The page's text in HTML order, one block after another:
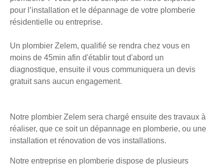
pour l’installation et le dépannage de votre plomberie
résidentielle ou entreprise.
Un plombier Zelem, qualifié se rendra chez vous en
moins de 45min afin d'établir tout d'abord un
diagnostique, ensuite il vous communiquera un devis
gratuit sans aucun engagement.
Notre plombier Zelem sera chargé ensuite des travaux à
réaliser, que ce soit un dépannage en plomberie, ou une
installation et rénovation de vos installations.
Notre entreprise en plomberie dispose de plusieurs